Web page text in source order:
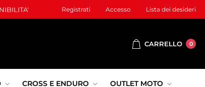
Registrati Accesso Lista dei desideri
CARRELLO 0
CROSS E ENDURO OUTLET MOTO